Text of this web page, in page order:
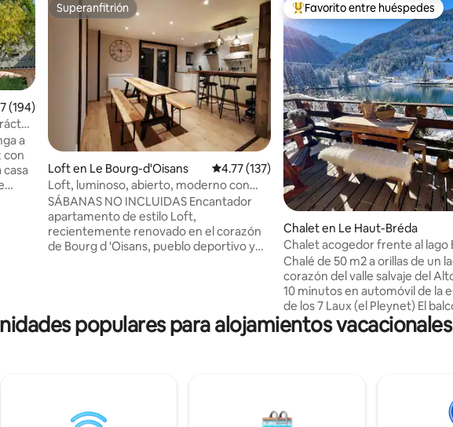
promedio: 4.97 de 5; 194 evaluaciones
(194)
a
con
casa
y
Superanfitrión
Superanfitrión
Loft en Le Bourg-d'Oisans Calificación promedio: 4.77 de 5; 137
4.77 (137)
Loft, luminoso, abierto, moderno con
pequeño balcón
SÁBANAS NO INCLUIDAS Encantador
apartamento de estilo Loft,
recientemente renovado en el corazón
de Bourg d 'Oisans, pueblo deportivo y
domina el pueblo. -Hay una habitación
grande con una cama king size -Un
tiendas...
De los mejores en Favorito
Favorito entre huéspedes
Chalet en Le Haut-Bréda
Chalet acogedor frente al lago
de los 7 Laux
Chalé de 50 m2 a orillas de un
corazón del valle salvaje del
10 minutos en automóvil de la
de los 7 Laux (el Pleynet) El balcón, la
terraza y el jardín ofrecen una
panorámica y espectacular del
agradables y pasar noches
alrededor del fuego Raquetas de nieve,
populares para alojamientos